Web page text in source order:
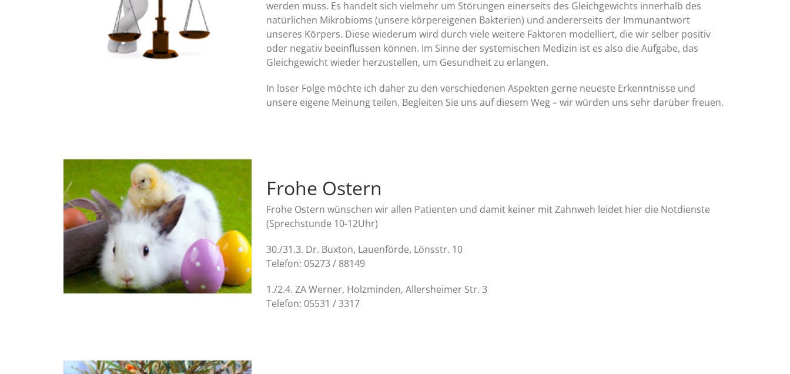
werden muss. Es handelt sich vielmehr um Störungen einerseits des Gleichgewichts innerhalb des
natürlichen Mikrobioms (unsere körpereigenen Bakterien) und andererseits der Immunantwort
unseres Körpers. Diese wiederum wird durch viele weitere Faktoren modelliert, die wir selber positiv
oder negativ beeinflussen können. Im Sinne der systemischen Medizin ist es also die Aufgabe, das
Gleichgewicht wieder herzustellen, um Gesundheit zu erlangen.
In loser Folge möchte ich daher zu den verschiedenen Aspekten gerne neueste Erkenntnisse und
unsere eigene Meinung teilen. Begleiten Sie uns auf diesem Weg – wir würden uns sehr darüber freuen.
Frohe Ostern
Frohe Ostern wünschen wir allen Patienten und damit keiner mit Zahnweh leidet hier die Notdienste
(Sprechstunde 10-12Uhr)
30./31.3. Dr. Buxton, Lauenförde, Lönsstr. 10
Telefon: 05273 / 88149
1./2.4. ZA Werner, Holzminden, Allersheimer Str. 3
Telefon: 05531 / 3317